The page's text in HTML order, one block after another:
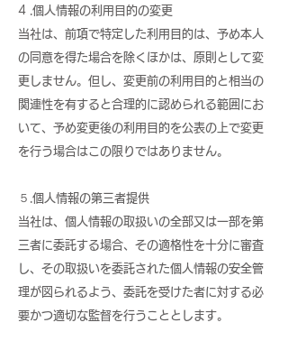
4 .個人情報の利用目的の変更
当社は、前項で特定した利用目的は、予め本人
の同意を得た場合を除くほかは、原則として変
更しません。但し、変更前の利用目的と相当の
関連性を有すると合理的に認められる範囲にお
いて、予め変更後の利用目的を公表の上で変更
を行う場合はこの限りではありません。
５.個人情報の第三者提供
当社は、個人情報の取扱いの全部又は一部を第
三者に委託する場合、その適格性を十分に審査
し、その取扱いを委託された個人情報の安全管
理が図られるよう、委託を受けた者に対する必
要かつ適切な監督を行うこととします。